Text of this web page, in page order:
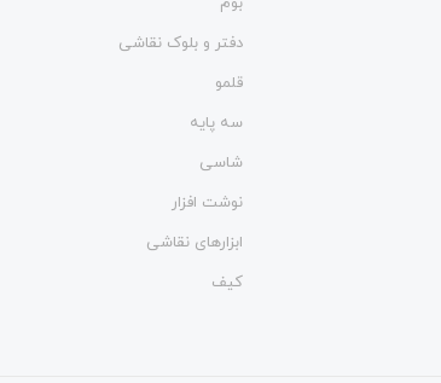
دفتر و بلوک نقاشی
قلمو
سه پایه
شاسی
نوشت افزار
ابزارهای نقاشی
کیف